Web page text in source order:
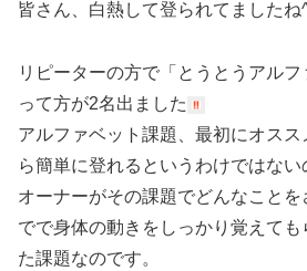
皆さん、白熱して登られてましたね
リピーターの方で「とうとうアルフ
って方が2名出ました
アルファベット課題、最初にオス
ら簡単に登れるというわけではない
オーナーがその課題でどんなことを
でで身体の動きをしっかり覚えて
た課題なのです。